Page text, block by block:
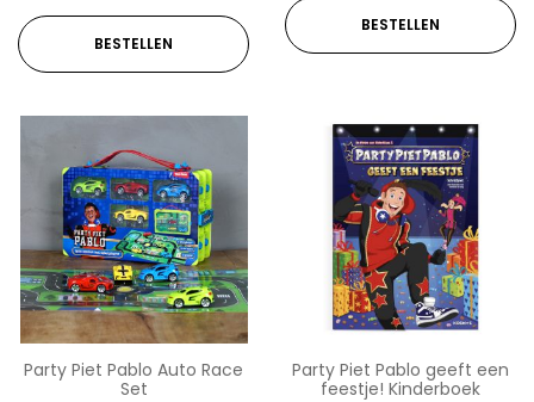
BESTELLEN
BESTELLEN
Party Piet Pablo Auto Race
Set
Party Piet Pablo geeft een
feestje! Kinderboek